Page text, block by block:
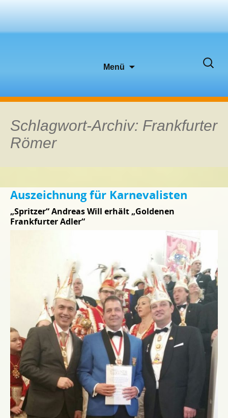
Menü
Suchen
Schlagwort-Archiv: Frankfurter
Römer
Auszeichnung für Karnevalisten
„Spritzer“ Andreas Will erhält „Goldenen
Frankfurter Adler“